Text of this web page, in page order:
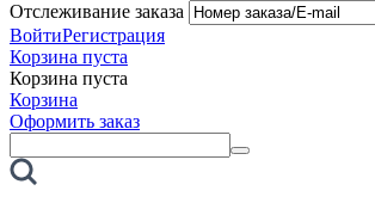
Отслеживание заказа
ВойтиРегистрация
Корзина пуста
Корзина пуста
Корзина
Оформить заказ